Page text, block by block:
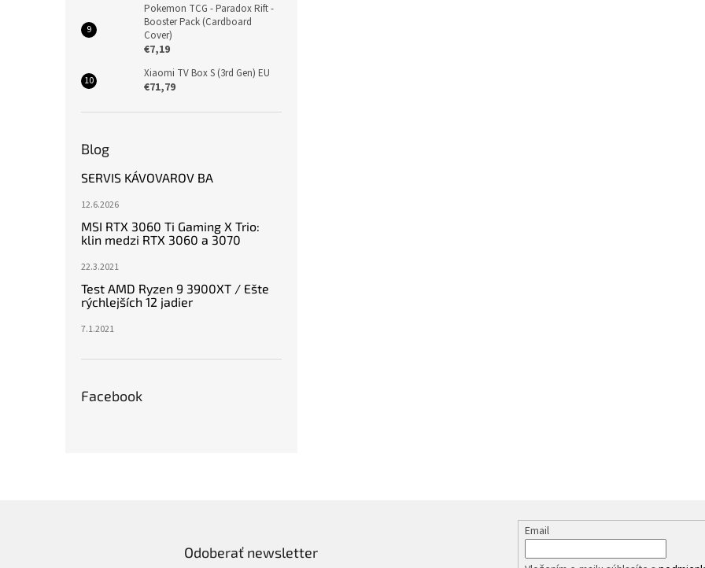
Pokemon TCG - Paradox Rift -
Booster Pack (Cardboard
Cover)
€7,19
Xiaomi TV Box S (3rd Gen) EU
€71,79
Blog
SERVIS KÁVOVAROV BA
12.6.2026
MSI RTX 3060 Ti Gaming X Trio:
klin medzi RTX 3060 a 3070
22.3.2021
Test AMD Ryzen 9 3900XT / Ešte
rýchlejších 12 jadier
7.1.2021
Facebook
Odoberať newsletter
Email